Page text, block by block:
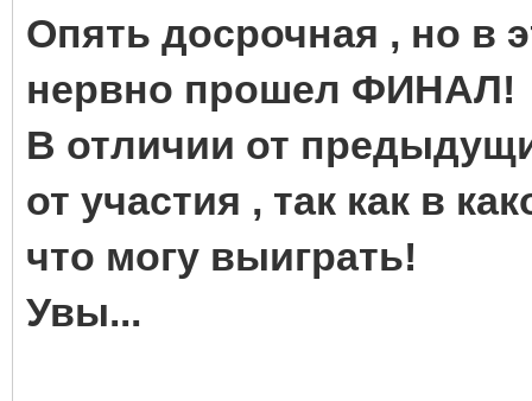
Опять досрочная , но в
нервно прошел ФИНАЛ!
В отличии от
от участия , так как в
что могу выиграть!
Увы...